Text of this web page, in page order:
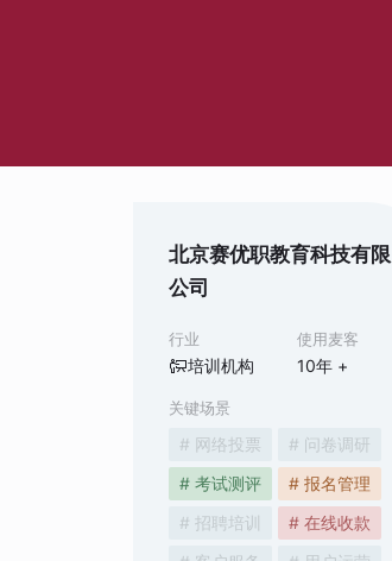
北京赛优职教育科技有限
公司
行业
培训机构
使用麦客
10年 +
关键场景
# 网络投票
# 问卷调研
# 考试测评
# 报名管理
# 招聘培训
# 在线收款